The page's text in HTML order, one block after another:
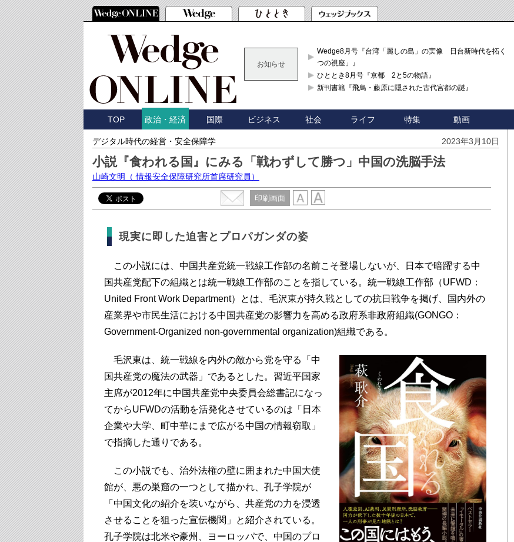
お知らせ
Wedge8月号『台湾「麗しの島」の実像 日台新時代を拓く「3
つの視座」』
ひととき8月号『京都 2と5の物語』
新刊書籍『飛鳥・藤原に隠された古代宮都の謎』
TOP 政治・経済 国際 ビジネス 社会 ライフ 特集 動画
デジタル時代の経営・安全保障学 2023年3月10日
小説『食われる国』にみる「戦わずして勝つ」中国の洗脳手法
山崎文明 （ 情報安全保障研究所首席研究員）
印刷画面
現実に即した迫害とプロパガンダの姿
この小説には、中国共産党統一戦線工作部の名前こそ登場しないが、日本で暗躍する中
国共産党配下の組織とは統一戦線工作部のことを指している。統一戦線工作部（UFWD：
United Front Work Department）とは、毛沢東が持久戦としての抗日戦争を掲げ、国内外の
産業界や市民生活における中国共産党の影響力を高める政府系非政府組織(GONGO：
Government-Organized non-governmental organization)組織である。
毛沢東は、統一戦線を内外の敵から党を守る「中
国共産党の魔法の武器」であるとした。習近平国家
主席が2012年に中国共産党中央委員会総書記になっ
てからUFWDの活動を活発化させているのは「日本
企業や大学、町中華にまで広がる中国の情報窃取」
で指摘した通りである。
この小説でも、治外法権の壁に囲まれた中国大使
館が、悪の巣窟の一つとして描かれ、孔子学院が
「中国文化の紹介を装いながら、共産党の力を浸透
させることを狙った宣伝機関」と紹介されている。
孔子学院は北米や豪州、ヨーロッパで、中国のプロ